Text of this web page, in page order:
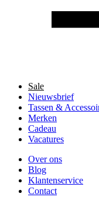
Sale
Nieuwsbrief
Tassen &
Merken
Cadeau
Vacatures
Over ons
Blog
Klantenservice
Contact